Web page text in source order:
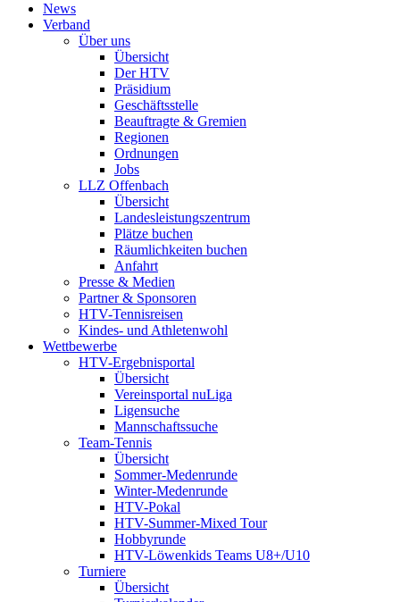
News
Verband
Über uns
Übersicht
Der HTV
Präsidium
Geschäftsstelle
Beauftragte & Gremien
Regionen
Ordnungen
Jobs
LLZ Offenbach
Übersicht
Landesleistungszentrum
Plätze buchen
Räumlichkeiten buchen
Anfahrt
Presse & Medien
Partner & Sponsoren
HTV-Tennisreisen
Kindes- und Athletenwohl
Wettbewerbe
HTV-Ergebnisportal
Übersicht
Vereinsportal nuLiga
Ligensuche
Mannschaftssuche
Team-Tennis
Übersicht
Sommer-Medenrunde
Winter-Medenrunde
HTV-Pokal
HTV-Summer-Mixed Tour
Hobbyrunde
HTV-Löwenkids Teams U8+/U10
Turniere
Übersicht